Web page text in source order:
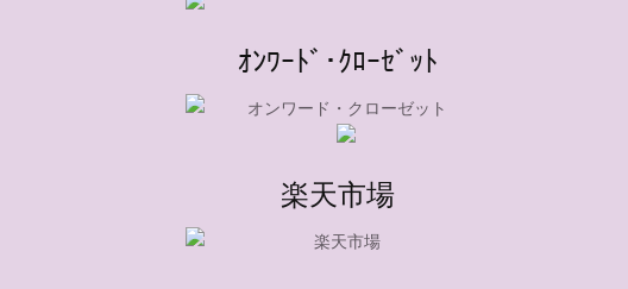
ｵﾝﾜｰﾄﾞ･ｸﾛｰｾﾞｯﾄ
楽天市場